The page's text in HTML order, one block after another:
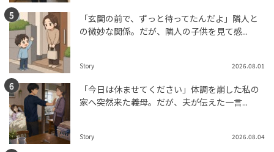
「玄関の前で、ずっと待ってたんだよ」隣人と
の微妙な関係。だが、隣人の子供を見て感...
Story 2026.08.01
「今日は休ませてください」体調を崩した私の
家へ突然来た義母。だが、夫が伝えた一言...
Story 2026.08.04